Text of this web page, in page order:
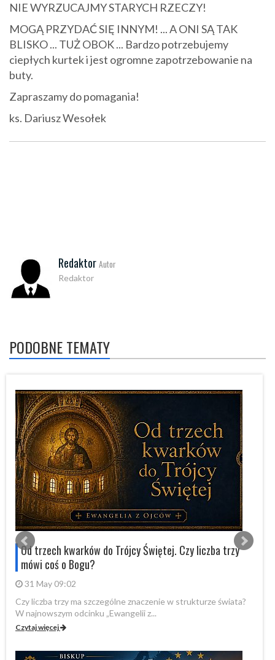
NIE WYRZUCAJMY STARYCH RZECZY!
MOGĄ PRZYDAĆ SIĘ INNYM! ... A ONI SĄ TAK
BLISKO ... TUŻ OBOK ...​ ​ ​ Bardzo potrzebujemy
ciepłych kurtek i jest ogromne zapotrzebowanie na
buty.
Zapraszamy do pomagania!
ks. Dariusz Wesołek
Redaktor Autor
Redaktor
PODOBNE TEMATY
Od trzech kwarków do Trójcy Świętej. Czy liczba trzy
mówi coś o Bogu?
31 May 09:02
Czy liczba trzy ma szczególne znaczenie w strukturze świata?
W najnowszym odcinku „Ewangelii z...
Czytaj więcej